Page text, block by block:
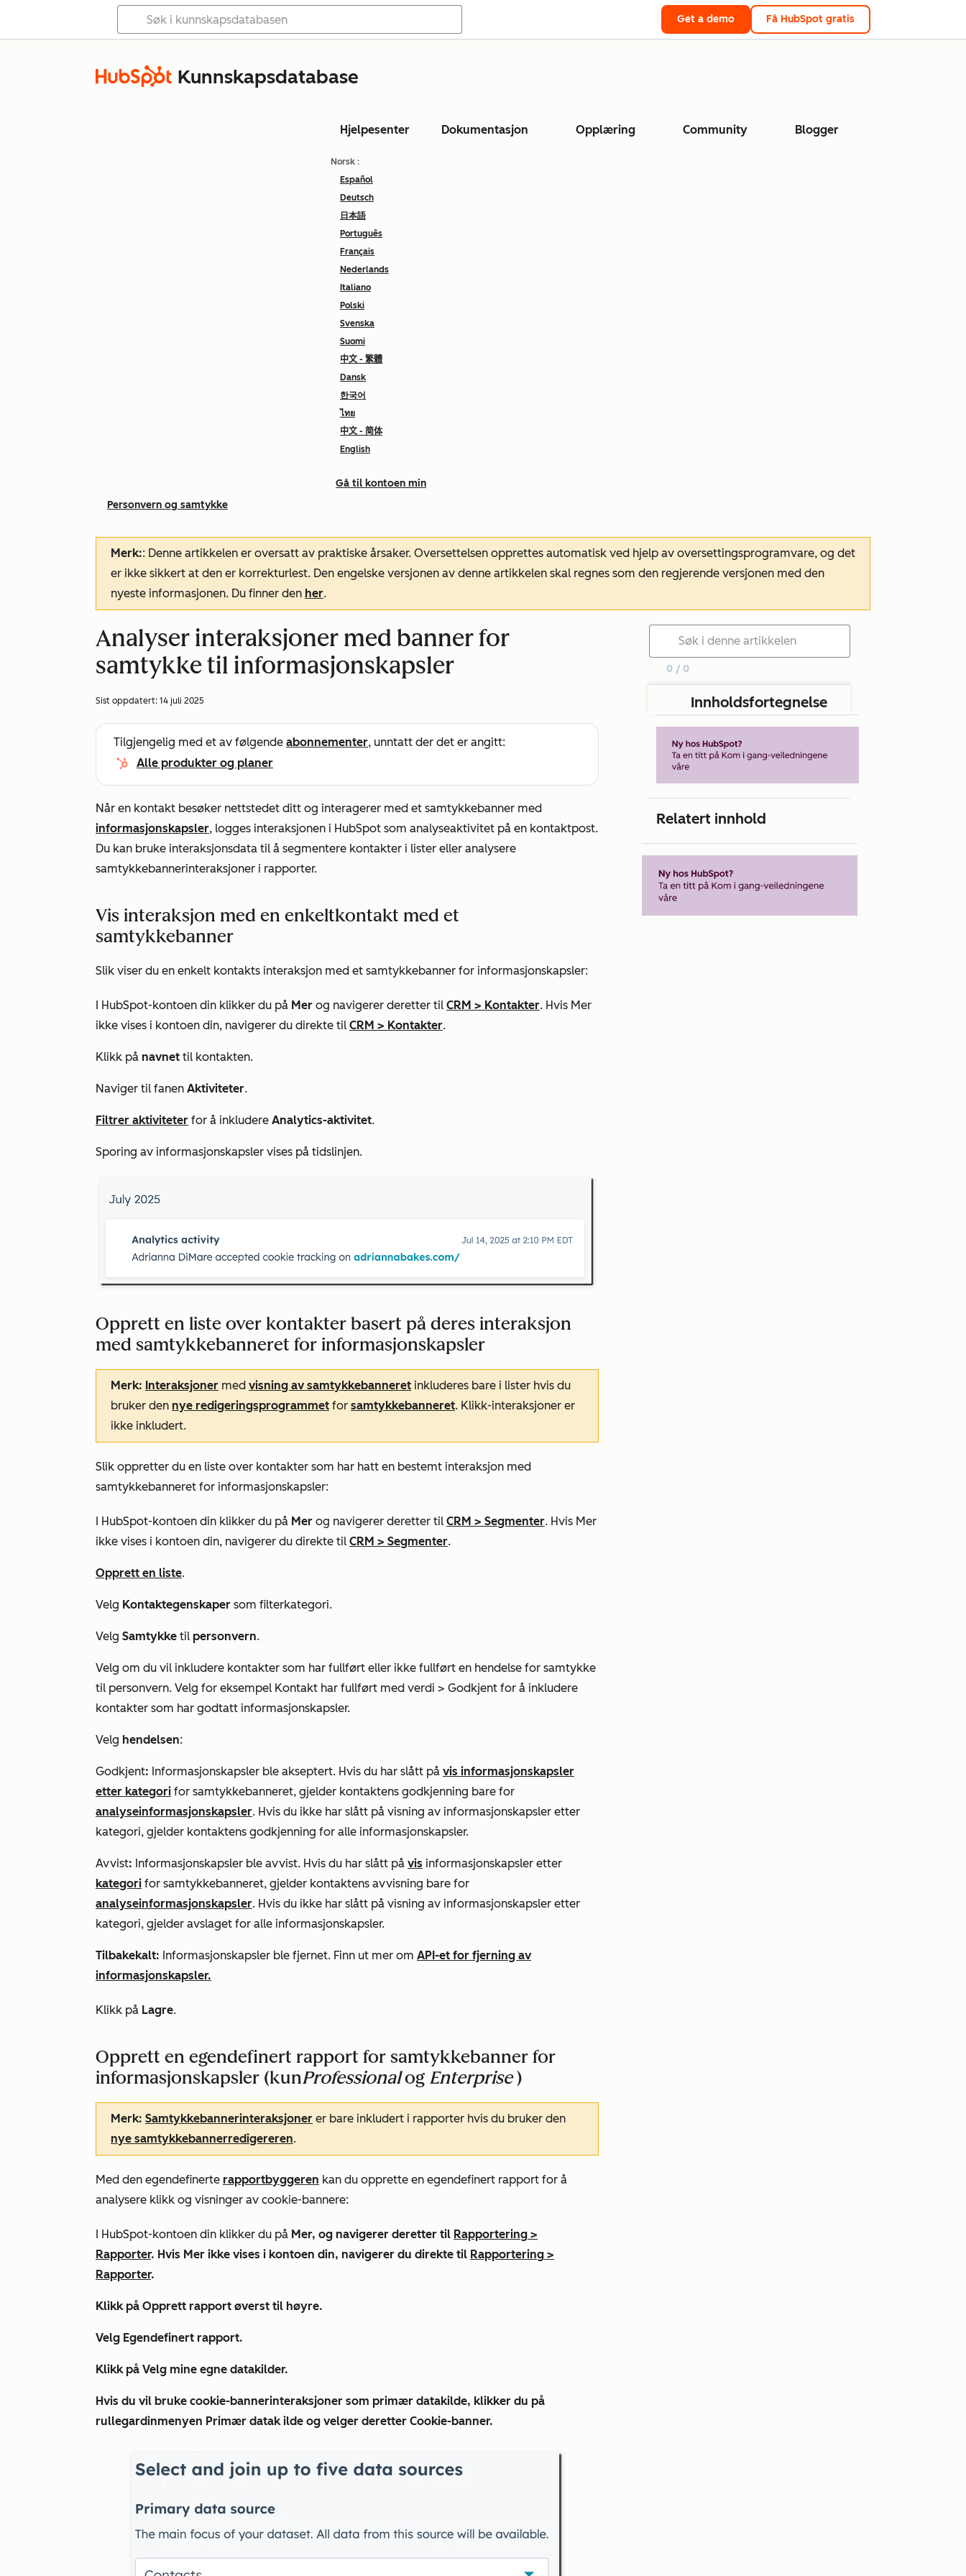
Get a demo Få HubSpot gratis
Kunnskapsdatabase
Hjelpesenter Dokumentasjon Opplæring Community Blogger
Norsk :
Español
Deutsch
日本語
Português
Français
Nederlands
Italiano
Polski
Svenska
Suomi
中文 - 繁體
Dansk
한국어
ไทย
中文 - 简体
English
Gå til kontoen min
Personvern og samtykke
Merk:: Denne artikkelen er oversatt av praktiske årsaker. Oversettelsen opprettes automatisk ved hjelp av oversettingsprogramvare, og det
er ikke sikkert at den er korrekturlest. Den engelske versjonen av denne artikkelen skal regnes som den regjerende versjonen med den
nyeste informasjonen. Du finner den her.
Analyser interaksjoner med banner for
samtykke til informasjonskapsler
Sist oppdatert: 14 juli 2025
Tilgjengelig med et av følgende abonnementer, unntatt der det er angitt:
Alle produkter og planer
Når en kontakt besøker nettstedet ditt og interagerer med et samtykkebanner med
informasjonskapsler, logges interaksjonen i HubSpot som analyseaktivitet på en kontaktpost.
Du kan bruke interaksjonsdata til å segmentere kontakter i lister eller analysere
samtykkebannerinteraksjoner i rapporter.
Vis interaksjon med en enkeltkontakt med et
samtykkebanner
Slik viser du en enkelt kontakts interaksjon med et samtykkebanner for informasjonskapsler:
I HubSpot-kontoen din klikker du på Mer og navigerer deretter til CRM > Kontakter. Hvis Mer
ikke vises i kontoen din, navigerer du direkte til CRM > Kontakter.
Klikk på navnet til kontakten.
Naviger til fanen Aktiviteter.
Filtrer aktiviteter for å inkludere Analytics-aktivitet.
Sporing av informasjonskapsler vises på tidslinjen.
Opprett en liste over kontakter basert på deres interaksjon
med samtykkebanneret for informasjonskapsler
Merk: Interaksjoner med visning av samtykkebanneret inkluderes bare i lister hvis du
bruker den nye redigeringsprogrammet for samtykkebanneret. Klikk-interaksjoner er
ikke inkludert.
Slik oppretter du en liste over kontakter som har hatt en bestemt interaksjon med
samtykkebanneret for informasjonskapsler:
I HubSpot-kontoen din klikker du på Mer og navigerer deretter til CRM > Segmenter. Hvis Mer
ikke vises i kontoen din, navigerer du direkte til CRM > Segmenter.
Opprett en liste.
Velg Kontaktegenskaper som filterkategori.
Velg Samtykke til personvern.
Velg om du vil inkludere kontakter som har fullført eller ikke fullført en hendelse for samtykke
til personvern. Velg for eksempel Kontakt har fullført med verdi > Godkjent for å inkludere
kontakter som har godtatt informasjonskapsler.
Velg hendelsen:
Godkjent: Informasjonskapsler ble akseptert. Hvis du har slått på vis informasjonskapsler
etter kategori for samtykkebanneret, gjelder kontaktens godkjenning bare for
analyseinformasjonskapsler. Hvis du ikke har slått på visning av informasjonskapsler etter
kategori, gjelder kontaktens godkjenning for alle informasjonskapsler.
Avvist: Informasjonskapsler ble avvist. Hvis du har slått på vis informasjonskapsler etter
kategori for samtykkebanneret, gjelder kontaktens avvisning bare for
analyseinformasjonskapsler. Hvis du ikke har slått på visning av informasjonskapsler etter
kategori, gjelder avslaget for alle informasjonskapsler.
Tilbakekalt: Informasjonskapsler ble fjernet. Finn ut mer om API-et for fjerning av
informasjonskapsler.
Klikk på Lagre.
Opprett en egendefinert rapport for samtykkebanner for
informasjonskapsler (kunProfessionalog Enterprise)
Merk: Samtykkebannerinteraksjoner er bare inkludert i rapporter hvis du bruker den
nye samtykkebannerredigereren.
Med den egendefinerte rapportbyggeren kan du opprette en egendefinert rapport for å
analysere klikk og visninger av cookie-bannere:
I HubSpot-kontoen din klikker du på Mer, og navigerer deretter til Rapportering >
Rapporter. Hvis Mer ikke vises i kontoen din, navigerer du direkte til Rapportering >
Rapporter.
Klikk på Opprett rapport øverst til høyre.
Velg Egendefinert rapport.
Klikk på Velg mine egne datakilder.
Hvis du vil bruke cookie-bannerinteraksjoner som primær datakilde, klikker du på
rullegardinmenyen Primær datakilde og velger deretter Cookie-banner.
0 / 0
Innholdsfortegnelse
Relatert innhold